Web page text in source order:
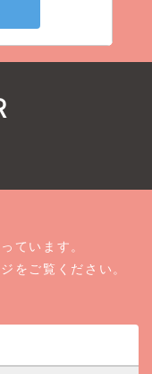
ています。
をご覧ください。